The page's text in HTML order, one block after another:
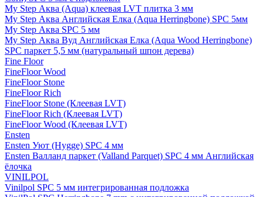
My Step Аква (Aqua) клеевая LVT плитка 3 мм
My Step Аква Английская Елка (Aqua Herringbone) SPC 5мм
My Step Аква SPC 5 мм
My Step Аква Вуд Английская Елка (Aqua Wood Herringbone)
SPC паркет 5,5 мм (натуральный шпон дерева)
Fine Floor
FineFloor Wood
FineFloor Stone
FineFloor Rich
FineFloor Stone (Клеевая LVT)
FineFloor Rich (Клеевая LVT)
FineFloor Wood (Клеевая LVT)
Ensten
Ensten Уют (Hygge) SPC 4 мм
Ensten Валланд паркет (Valland Parquet) SPC 4 мм Английская
ёлочка
VINILPOL
Vinilpol SPC 5 мм интегрированная подложка